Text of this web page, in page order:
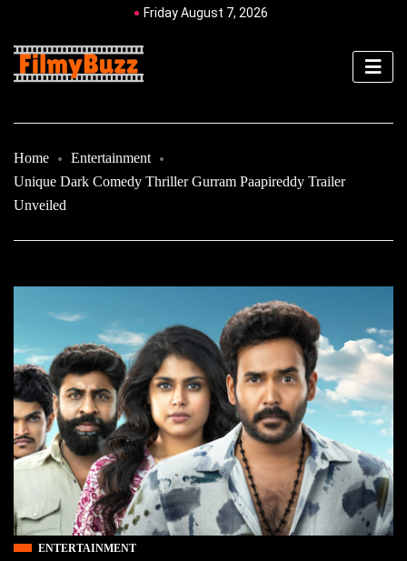
Friday August 7, 2026
Home
Entertainment
Unique Dark Comedy Thriller Gurram Paapireddy Trailer
Unveiled
ENTERTAINMENT